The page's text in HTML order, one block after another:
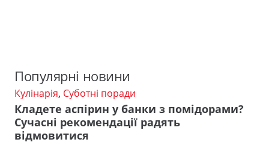
Популярні новини
Кулінарія, Суботні поради
Кладете аспірин у банки з помідорами?
Сучасні рекомендації радять
відмовитися